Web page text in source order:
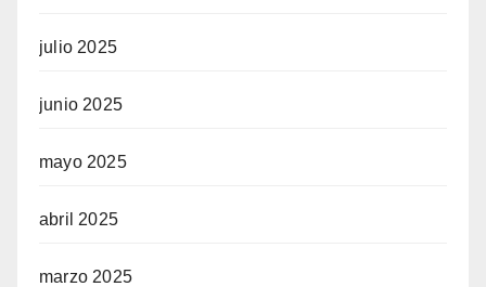
julio 2025
junio 2025
mayo 2025
abril 2025
marzo 2025